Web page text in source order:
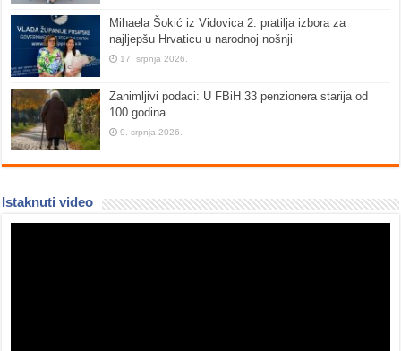
Mihaela Šokić iz Vidovica 2. pratilja izbora za
najljepšu Hrvaticu u narodnoj nošnji
17. srpnja 2026.
Zanimljivi podaci: U FBiH 33 penzionera starija od
100 godina
9. srpnja 2026.
Istaknuti video